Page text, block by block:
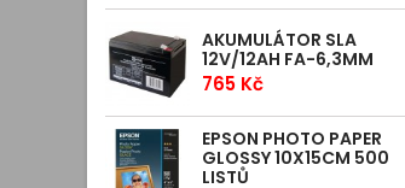
AKUMULÁTOR SLA
12V/12AH FA-6,3MM
765 Kč
EPSON PHOTO PAPER
GLOSSY 10X15CM 500
LISTŮ